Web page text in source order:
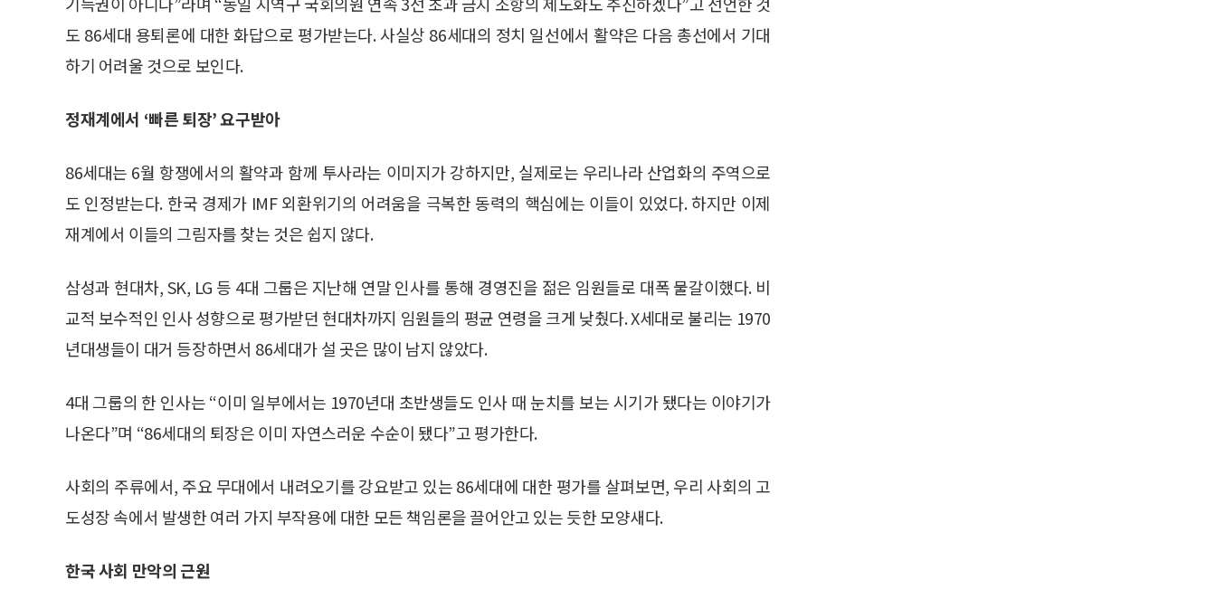
도 86세대 용퇴론에 대한 화답으로 평가받는다. 사실상 86세대의 정치 일선에서 활약은 다음 총선에서 기대
하기 어려울 것으로 보인다.
정재계에서 ‘빠른 퇴장’ 요구받아
86세대는 6월 항쟁에서의 활약과 함께 투사라는 이미지가 강하지만, 실제로는 우리나라 산업화의 주역으로
도 인정받는다. 한국 경제가 IMF 외환위기의 어려움을 극복한 동력의 핵심에는 이들이 있었다. 하지만 이제
재계에서 이들의 그림자를 찾는 것은 쉽지 않다.
삼성과 현대차, SK, LG 등 4대 그룹은 지난해 연말 인사를 통해 경영진을 젊은 임원들로 대폭 물갈이했다. 비
교적 보수적인 인사 성향으로 평가받던 현대차까지 임원들의 평균 연령을 크게 낮췄다. X세대로 불리는 1970
년대생들이 대거 등장하면서 86세대가 설 곳은 많이 남지 않았다.
4대 그룹의 한 인사는 “이미 일부에서는 1970년대 초반생들도 인사 때 눈치를 보는 시기가 됐다는 이야기가
나온다”며 “86세대의 퇴장은 이미 자연스러운 수순이 됐다”고 평가한다.
사회의 주류에서, 주요 무대에서 내려오기를 강요받고 있는 86세대에 대한 평가를 살펴보면, 우리 사회의 고
도성장 속에서 발생한 여러 가지 부작용에 대한 모든 책임론을 끌어안고 있는 듯한 모양새다.
한국 사회 만악의 근원